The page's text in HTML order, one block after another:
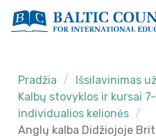
Pradžia
Išsilavinimas
Kalbų stovyklos ir kursai
individualios kelionės
Anglų kalba Didžiojoje